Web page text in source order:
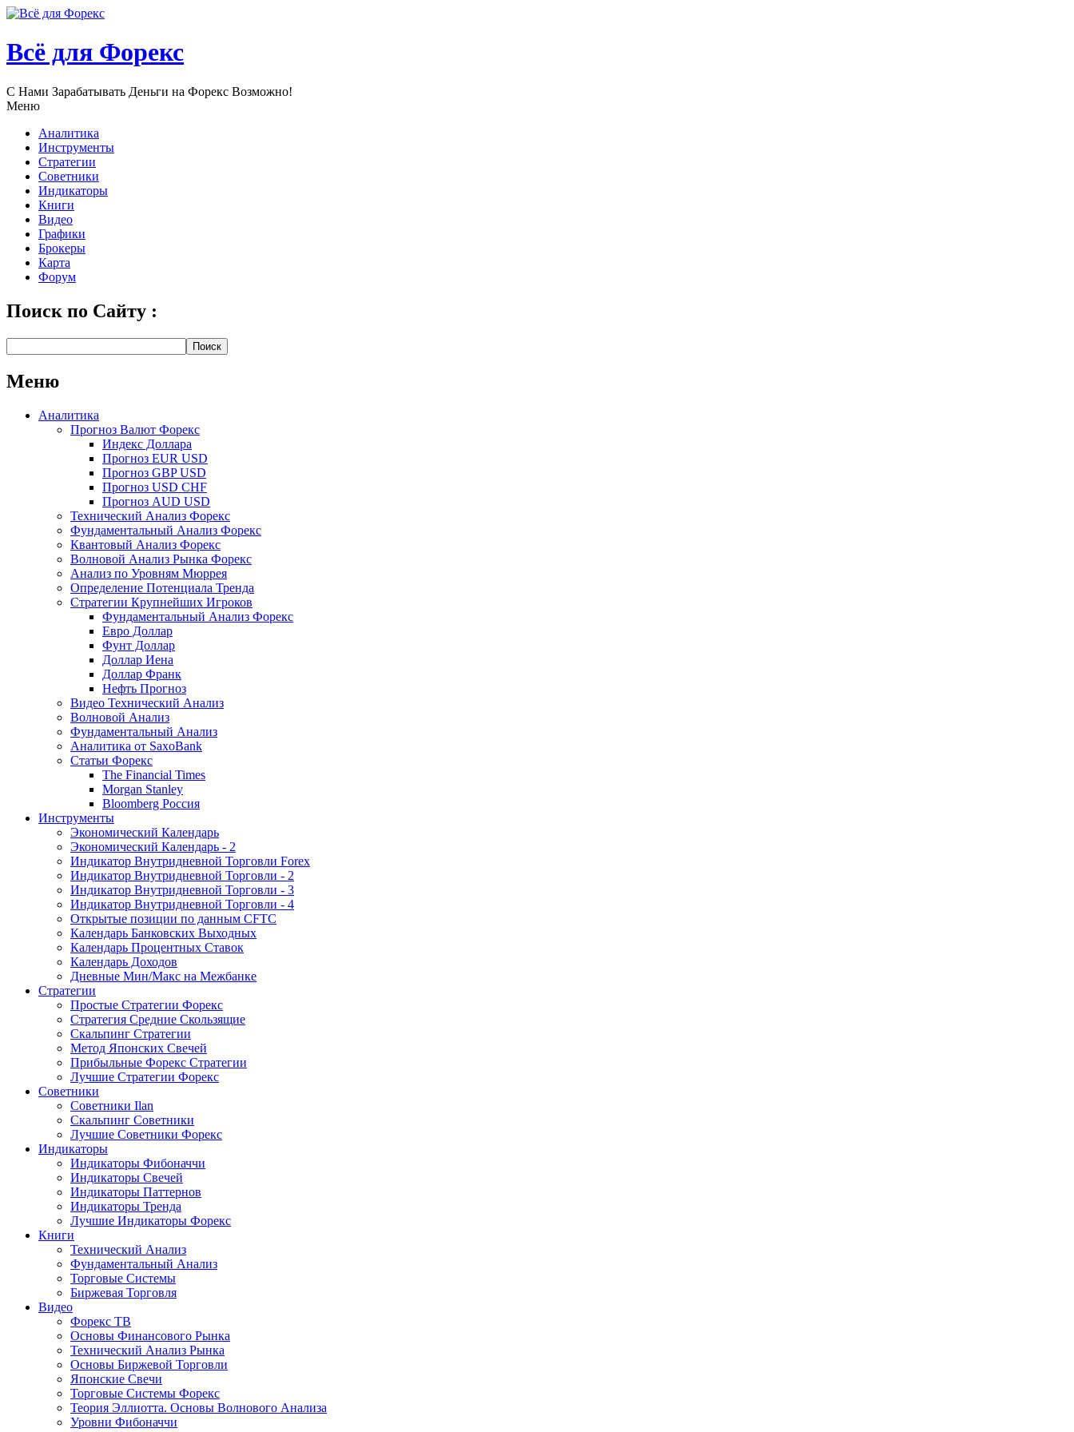
Всё для Форекс
С Нами Зарабатывать Деньги нa Форекс Возможно!
Меню
Аналитика
Инструменты
Стратегии
Советники
Индикаторы
Книги
Видео
Графики
Брокеры
Карта
Форум
Поиск по Сайту :
Меню
Аналитика
Прогноз Валют Форекс
Индекс Доллара
Прогноз EUR USD
Прогноз GBP USD
Прогноз USD CHF
Прогноз AUD USD
Технический Анализ Форекс
Фундаментальный Анализ Форекс
Квантовый Анализ Форекс
Волновой Анализ Рынка Форекс
Анализ по Уровням Мюррея
Определение Потенциала Тренда
Стратегии Крупнейших Игроков
Фундаментальный Анализ Форекс
Евро Доллар
Фунт Доллар
Доллар Иена
Доллар Франк
Нефть Прогноз
Видео Технический Анализ
Волновой Анализ
Фундаментальный Анализ
Аналитика от SaxoBank
Статьи Форекс
The Financial Times
Morgan Stanley
Bloomberg Россия
Инструменты
Экономический Календарь
Экономический Календарь - 2
Индикатор Внутридневной Торговли Forex
Индикатор Внутридневной Торговли - 2
Индикатор Внутридневной Торговли - 3
Индикатор Внутридневной Торговли - 4
Открытые позиции по данным CFTC
Календарь Банковских Выходных
Календарь Процентных Ставок
Календарь Доходов
Дневные Мин/Макс на Межбанке
Стратегии
Простые Стратегии Форекс
Стратегия Средние Скользящие
Скальпинг Стратегии
Метод Японских Свечей
Прибыльные Форекс Стратегии
Лучшие Стратегии Форекс
Советники
Советники Ilan
Скальпинг Советники
Лучшие Советники Форекс
Индикаторы
Индикаторы Фибоначчи
Индикаторы Свечей
Индикаторы Паттернов
Индикаторы Тренда
Лучшие Индикаторы Форекс
Книги
Технический Анализ
Фундаментальный Анализ
Торговые Системы
Биржевая Торговля
Видео
Форекс ТВ
Основы Финансового Рынка
Технический Анализ Рынка
Основы Биржевой Торговли
Японские Свечи
Торговые Системы Форекс
Теория Эллиотта. Основы Волнового Анализа
Уровни Фибоначчи